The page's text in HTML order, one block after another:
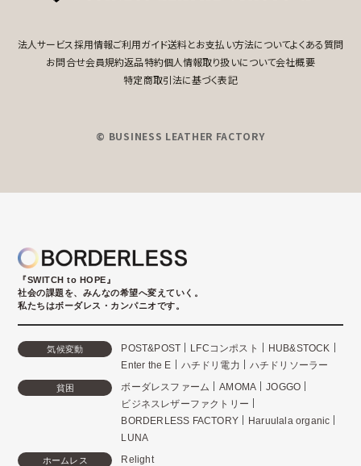
法人サービス採用情報ご利用ガイド送料とお支払い方法についてよくある質問
お問合せ会員規約返品特約個人情報取り扱いについて会社概要
特定商取引法に基づく表記
© BUSINESS LEATHER FACTORY
『SWITCH to HOPE』
社会の課題を、みんなの希望へ変えていく。
私たちはボーダレス・カンパニオです。
気候変動 POST&POST LFCコンポスト
HUB&STOCK
Enter the E
ハチドリ電力 ハチドリソーラー
貧困 ボーダレスファーム AMOMA
JOGGO
ビジネスレザーファクトリー
BORDERLESS FACTORY
Haruulala organic
LUNA
ホームレス Relight